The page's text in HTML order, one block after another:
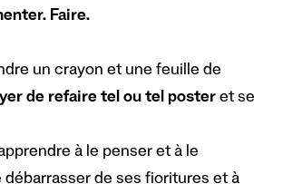
Faire.
un crayon et une feuille de
de refaire tel ou tel poster et se
à le penser et à le
débarrasser de ses fioritures et à